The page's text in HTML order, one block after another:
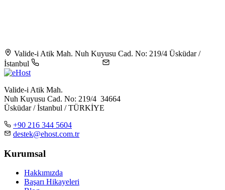
Valide-i Atik Mah. Nuh Kuyusu Cad. No: 219/4 Üsküdar /
İstanbul
Valide-i Atik Mah.
Nuh Kuyusu Cad. No: 219/4 34664
Üsküdar / İstanbul / TÜRKİYE
+90 216 344 5604
destek@ehost.com.tr
Kurumsal
Hakkımızda
Başarı Hikayeleri